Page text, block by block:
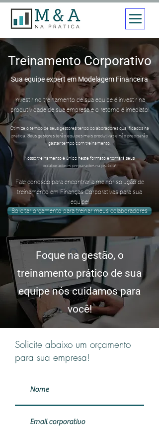
Treinamento Corporativo
Sua equipe expert em Modelagem Financeira
Investir no treinamento de sua equipe é investir na
produtividade de sua empresa e o retorno é imediato!
Otimize o tempo de seus gestores tendo colaboradores qualificados na
prática. Seus gestores terão equipes mais produtivas e não precisarão
gastar tempo com treinamento.
Nosso treinamento é único neste formato e tornará seus
colaboradores preparados na prática!
Fale conosco para encontrar amelhor solução de
treinamento em Finanças Corporativas para sua
equipe!
Solicitar orçamento para treinar meus colaboradores
Foque na gestão, o
treinamento prático de sua
equipe nós cuidamos para
você!
Solicite abaixo um orçamento
para sua empresa!